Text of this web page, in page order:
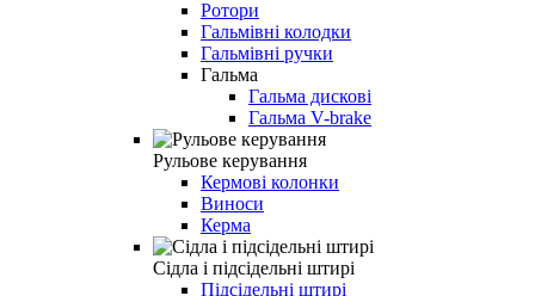
Ротори
Гальмівні колодки
Гальмівні ручки
Гальма
Гальма дискові
Гальма V-brake
Рульове керування
Кермові колонки
Виноси
Керма
Сідла і підсідельні штирі
Підсідельні штирі